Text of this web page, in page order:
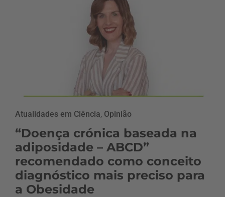
Atualidades em Ciência, Opinião
“Doença crónica baseada na
adiposidade – ABCD”
recomendado como conceito
diagnóstico mais preciso para
a Obesidade